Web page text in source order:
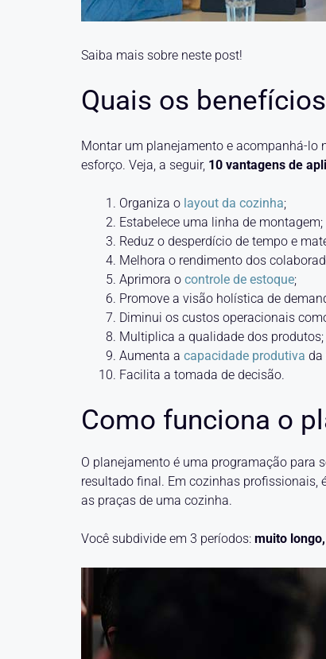
Saiba mais sobre neste post!
Quais os
Montar um planejamento e acompanhá-lo
esforço. Veja, a seguir, 10 vantagens de
Organiza o layout da cozinha;
Estabelece uma linha de montagem;
Reduz o desperdício de tempo e
Melhora o rendimento dos
Aprimora o controle de estoque;
Promove a visão holística de
Diminui os custos operacionais
Multiplica a qualidade dos produtos;
Aumenta a capacidade produtiva da
Facilita a tomada de decisão.
Como funciona o
O planejamento é uma programação para
resultado final. Em cozinhas profissionais,
as praças de uma cozinha.
Você subdivide em 3 períodos: muito